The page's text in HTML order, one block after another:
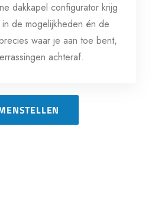
dakkapel configurator krijg
de mogelijkheden én de
waar je aan toe bent,
achteraf.